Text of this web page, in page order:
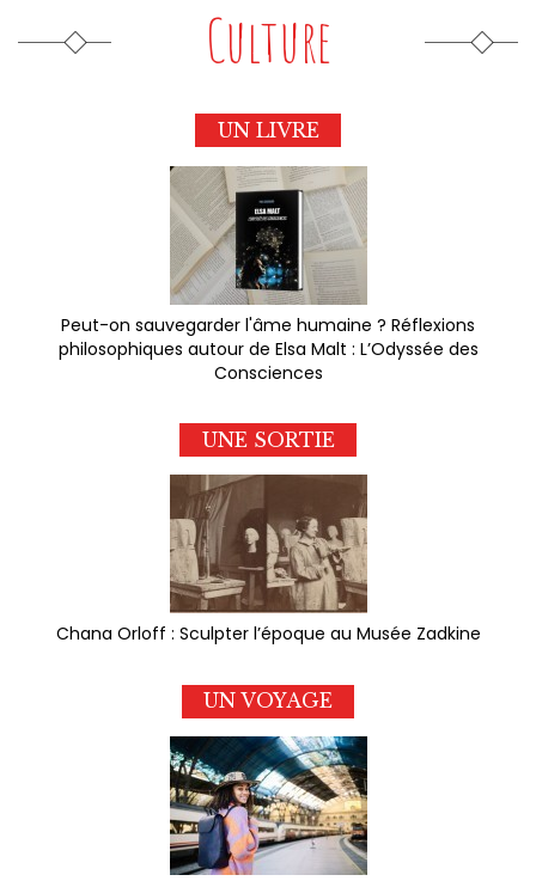
Culture
UN LIVRE
Peut-on sauvegarder l'âme humaine ? Réflexions
philosophiques autour de Elsa Malt : L’Odyssée des
Consciences
UNE SORTIE
Chana Orloff : Sculpter l’époque au Musée Zadkine
UN VOYAGE